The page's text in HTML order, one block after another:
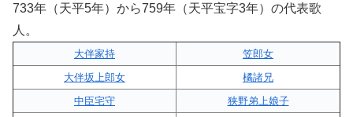
733年（天平5年）から759年（天平宝字3年）の代表歌
人。
大伴家持
笠郎女
大伴坂上郎女
橘諸兄
中臣宅守
狭野弟上娘子